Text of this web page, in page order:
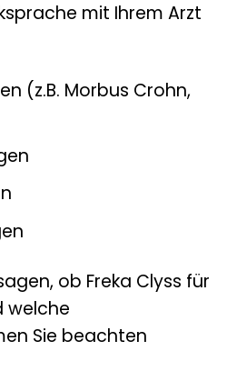
mit Ihrem Arzt
(z.B. Morbus Crohn,
ob Freka Clyss für
welche
Sie beachten